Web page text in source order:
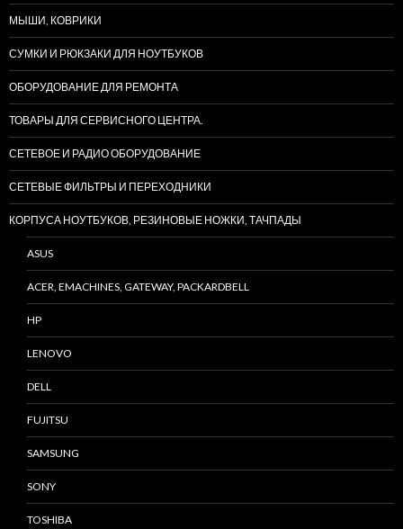
МЫШИ, КОВРИКИ
СУМКИ И РЮКЗАКИ ДЛЯ НОУТБУКОВ
ОБОРУДОВАНИЕ ДЛЯ РЕМОНТА
ТОВАРЫ ДЛЯ СЕРВИСНОГО ЦЕНТРА.
СЕТЕВОЕ И РАДИО ОБОРУДОВАНИЕ
СЕТЕВЫЕ ФИЛЬТРЫ И ПЕРЕХОДНИКИ
КОРПУСА НОУТБУКОВ, РЕЗИНОВЫЕ НОЖКИ, ТАЧПАДЫ
ASUS
ACER, EMACHINES, GATEWAY, PACKARDBELL
HP
LENOVO
DELL
FUJITSU
SAMSUNG
SONY
TOSHIBA